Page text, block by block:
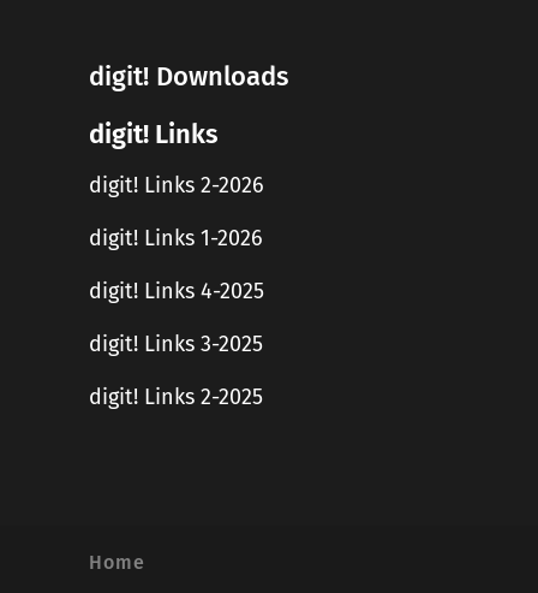
digit! Downloads
digit! Links
digit! Links 2-2026
digit! Links 1-2026
digit! Links 4-2025
digit! Links 3-2025
digit! Links 2-2025
Home